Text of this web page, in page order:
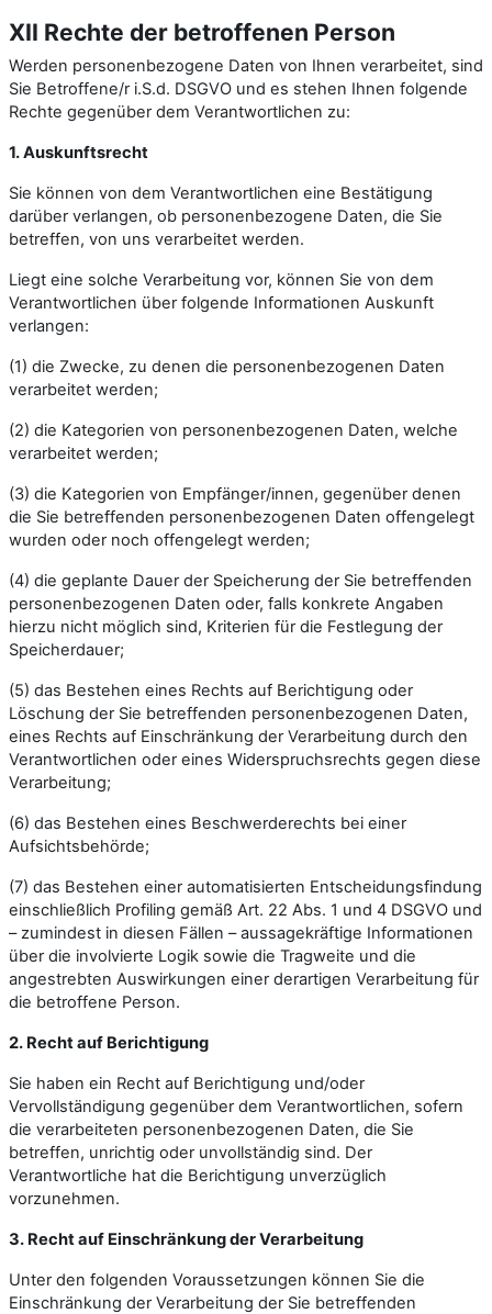
XII Rechte der betroffenen Person
Werden personenbezogene Daten von Ihnen verarbeitet, sind
Sie Betroffene/r i.S.d. DSGVO und es stehen Ihnen folgende
Rechte gegenüber dem Verantwortlichen zu:
1. Auskunftsrecht
Sie können von dem Verantwortlichen eine Bestätigung
darüber verlangen, ob personenbezogene Daten, die Sie
betreffen, von uns verarbeitet werden.
Liegt eine solche Verarbeitung vor, können Sie von dem
Verantwortlichen über folgende Informationen Auskunft
verlangen:
(1) die Zwecke, zu denen die personenbezogenen Daten
verarbeitet werden;
(2) die Kategorien von personenbezogenen Daten, welche
verarbeitet werden;
(3) die Kategorien von Empfänger/innen, gegenüber denen
die Sie betreffenden personenbezogenen Daten offengelegt
wurden oder noch offengelegt werden;
(4) die geplante Dauer der Speicherung der Sie betreffenden
personenbezogenen Daten oder, falls konkrete Angaben
hierzu nicht möglich sind, Kriterien für die Festlegung der
Speicherdauer;
(5) das Bestehen eines Rechts auf Berichtigung oder
Löschung der Sie betreffenden personenbezogenen Daten,
eines Rechts auf Einschränkung der Verarbeitung durch den
Verantwortlichen oder eines Widerspruchsrechts gegen diese
Verarbeitung;
(6) das Bestehen eines Beschwerderechts bei einer
Aufsichtsbehörde;
(7) das Bestehen einer automatisierten Entscheidungsfindung
einschließlich Profiling gemäß Art. 22 Abs. 1 und 4 DSGVO und
– zumindest in diesen Fällen – aussagekräftige Informationen
über die involvierte Logik sowie die Tragweite und die
angestrebten Auswirkungen einer derartigen Verarbeitung für
die betroffene Person.
2. Recht auf Berichtigung
Sie haben ein Recht auf Berichtigung und/oder
Vervollständigung gegenüber dem Verantwortlichen, sofern
die verarbeiteten personenbezogenen Daten, die Sie
betreffen, unrichtig oder unvollständig sind. Der
Verantwortliche hat die Berichtigung unverzüglich
vorzunehmen.
3. Recht auf Einschränkung der Verarbeitung
Unter den folgenden Voraussetzungen können Sie die
Einschränkung der Verarbeitung der Sie betreffenden